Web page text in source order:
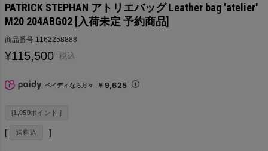
PATRICK STEPHAN アトリエバッグ Leather bag 'atelier'
M20 204ABG02 [入荷未定 予約商品]
商品番号 1162258888
¥115,500 税込
ペイディなら月々 ￥9,625
[1,050ポイント ]
送料込